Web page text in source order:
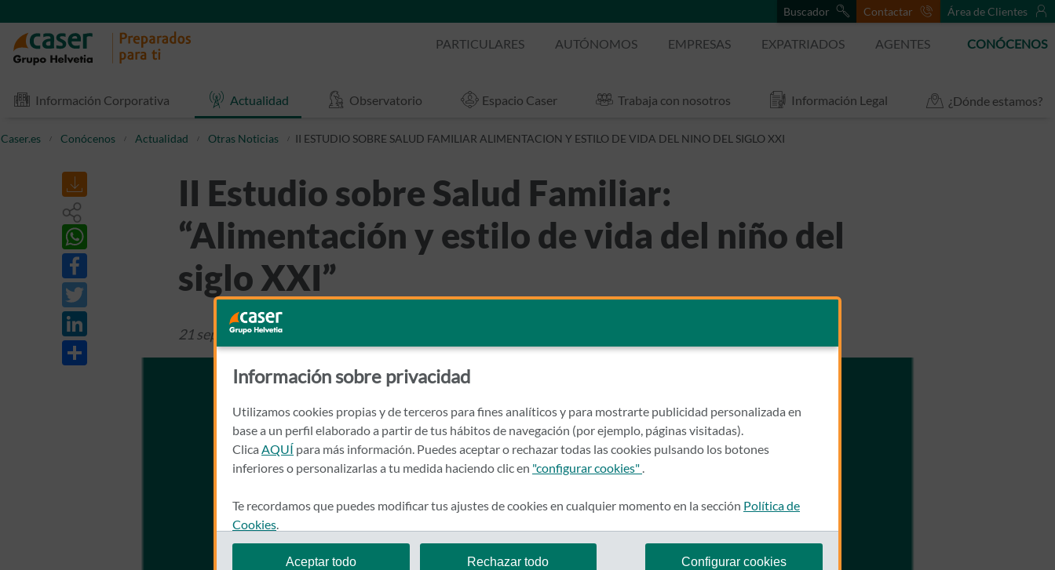
Buscador Contactar Área de Clientes
PARTICULARES AUTÓNOMOS EMPRESAS EXPATRIADOS AGENTES CONÓCENOS
Información Corporativa Actualidad Observatorio Espacio Caser Trabaja con nosotros Información Legal ¿Dónde estamos?
Caser.es Conócenos Actualidad Otras Noticias II ESTUDIO SOBRE SALUD FAMILIAR ALIMENTACION Y ESTILO DE VIDA DEL NINO DEL SIGLO XXI
II Estudio sobre Salud Familiar:
“Alimentación y estilo de vida del niño del
siglo XXI”
21 septiembre 2017
Información sobre privacidad
Utilizamos cookies propias y de terceros para fines analíticos y para mostrarte publicidad personalizada en
base a un perfil elaborado a partir de tus hábitos de navegación (por ejemplo, páginas visitadas).
Clica AQUÍ para más información. Puedes aceptar o rechazar todas las cookies pulsando los botones
inferiores o personalizarlas a tu medida haciendo clic en "configurar cookies" .
Te recordamos que puedes modificar tus ajustes de cookies en cualquier momento en la sección Política de
Cookies.
Aceptar todo Rechazar todo Configurar cookies